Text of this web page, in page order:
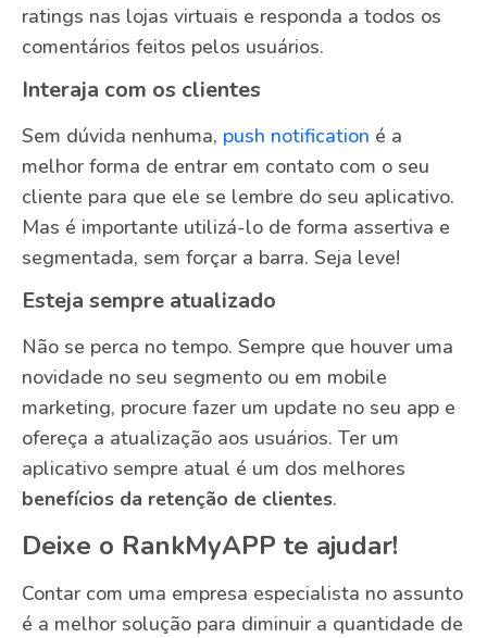
ratings nas lojas virtuais e responda a todos os
comentários feitos pelos usuários.
Interaja com os clientes
Sem dúvida nenhuma, push notification é a
melhor forma de entrar em contato com o seu
cliente para que ele se lembre do seu aplicativo.
Mas é importante utilizá-lo de forma assertiva e
segmentada, sem forçar a barra. Seja leve!
Esteja sempre atualizado
Não se perca no tempo. Sempre que houver uma
novidade no seu segmento ou em mobile
marketing, procure fazer um update no seu app e
ofereça a atualização aos usuários. Ter um
aplicativo sempre atual é um dos melhores
benefícios da retenção de clientes.
Deixe o RankMyAPP te ajudar!
Contar com uma empresa especialista no assunto
é a melhor solução para diminuir a quantidade de